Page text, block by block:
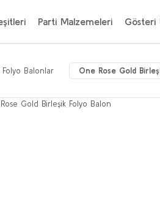
Parti Malzemeleri Gösteri
Folyo Balonlar One Rose Gold